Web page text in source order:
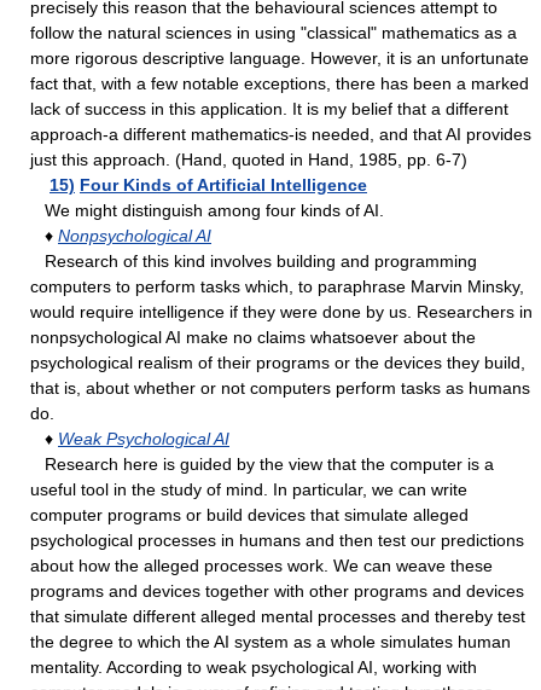
precisely this reason that the behavioural sciences attempt to
follow the natural sciences in using "classical" mathematics as a
more rigorous descriptive language. However, it is an unfortunate
fact that, with a few notable exceptions, there has been a marked
lack of success in this application. It is my belief that a different
approach-a different mathematics-is needed, and that AI provides
just this approach. (Hand, quoted in Hand, 1985, pp. 6-7)
15) Four Kinds of Artificial Intelligence
We might distinguish among four kinds of AI.
♦ Nonpsychological AI
Research of this kind involves building and programming
computers to perform tasks which, to paraphrase Marvin Minsky,
would require intelligence if they were done by us. Researchers in
nonpsychological AI make no claims whatsoever about the
psychological realism of their programs or the devices they build,
that is, about whether or not computers perform tasks as humans
do.
♦ Weak Psychological AI
Research here is guided by the view that the computer is a
useful tool in the study of mind. In particular, we can write
computer programs or build devices that simulate alleged
psychological processes in humans and then test our predictions
about how the alleged processes work. We can weave these
programs and devices together with other programs and devices
that simulate different alleged mental processes and thereby test
the degree to which the AI system as a whole simulates human
mentality. According to weak psychological AI, working with